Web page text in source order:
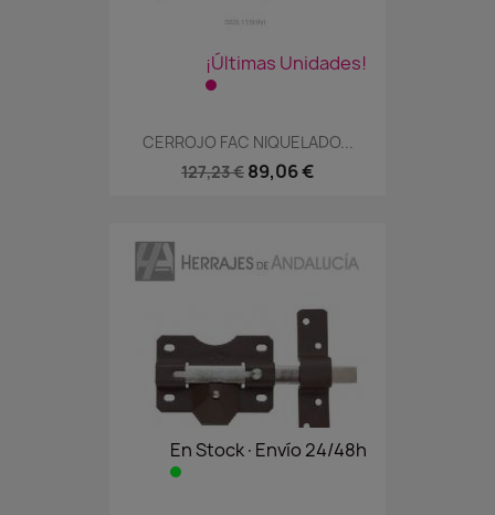
¡Últimas Unidades!
CERROJO FAC NIQUELADO...
127,23 € 89,06 €
En Stock·Envío 24/48h